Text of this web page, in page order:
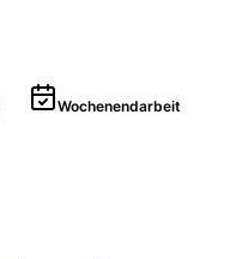
Wochenendarbeit